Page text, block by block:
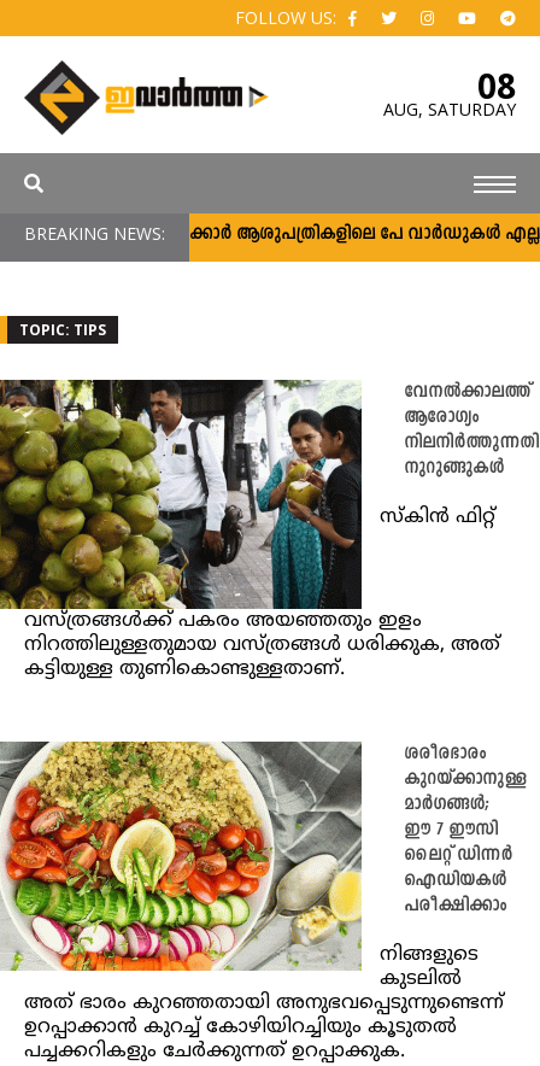
FOLLOW US:
08
AUG, SATURDAY
BREAKING NEWS:സർക്കാർ ആശുപത്രികളിലെ പേ വാർഡുകൾ
TOPIC: TIPS
വേനൽക്കാലത്ത്
ആരോഗ്യം
നുറുങ്ങുകൾ
സ്കിൻ ഫിറ്റ്
വസ്ത്രങ്ങൾക്ക് പകരം അയഞ്ഞതും ഇളം
നിറത്തിലുള്ളതുമായ വസ്ത്രങ്ങൾ ധരിക്കുക, അത്
കട്ടിയുള്ള തുണികൊണ്ടുള്ളതാണ്.
ശരീരഭാരം
കുറയ്ക്കാനുള്ള
മാർഗങ്ങൾ;
ഈ 7 ഈസി
ലൈറ്റ് ഡിന്നർ
ഐഡിയകൾ
പരീക്ഷിക്കാം
നിങ്ങളുടെ
കുടലിൽ
അത് ഭാരം കുറഞ്ഞതായി അനുഭവപ്പെടുന്നുണ്ടെന്ന്
ഉറപ്പാക്കാൻ കുറച്ച് കോഴിയിറച്ചിയും കൂടുതൽ
പച്ചക്കറികളും ചേർക്കുന്നത് ഉറപ്പാക്കുക.